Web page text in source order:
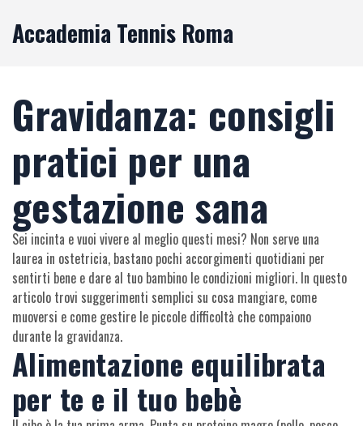
Accademia Tennis Roma
Gravidanza: consigli
pratici per una
gestazione sana
Sei incinta e vuoi vivere al meglio questi mesi? Non serve una
laurea in ostetricia, bastano pochi accorgimenti quotidiani per
sentirti bene e dare al tuo bambino le condizioni migliori. In questo
articolo trovi suggerimenti semplici su cosa mangiare, come
muoversi e come gestire le piccole difficoltà che compaiono
durante la gravidanza.
Alimentazione equilibrata
per te e il tuo bebè